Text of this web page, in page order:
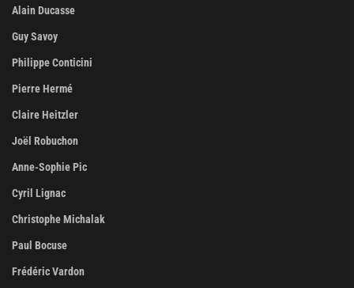
Alain Ducasse
Guy Savoy
Philippe Conticini
Pierre Hermé
Claire Heitzler
Joël Robuchon
Anne-Sophie Pic
Cyril Lignac
Christophe Michalak
Paul Bocuse
Frédéric Vardon